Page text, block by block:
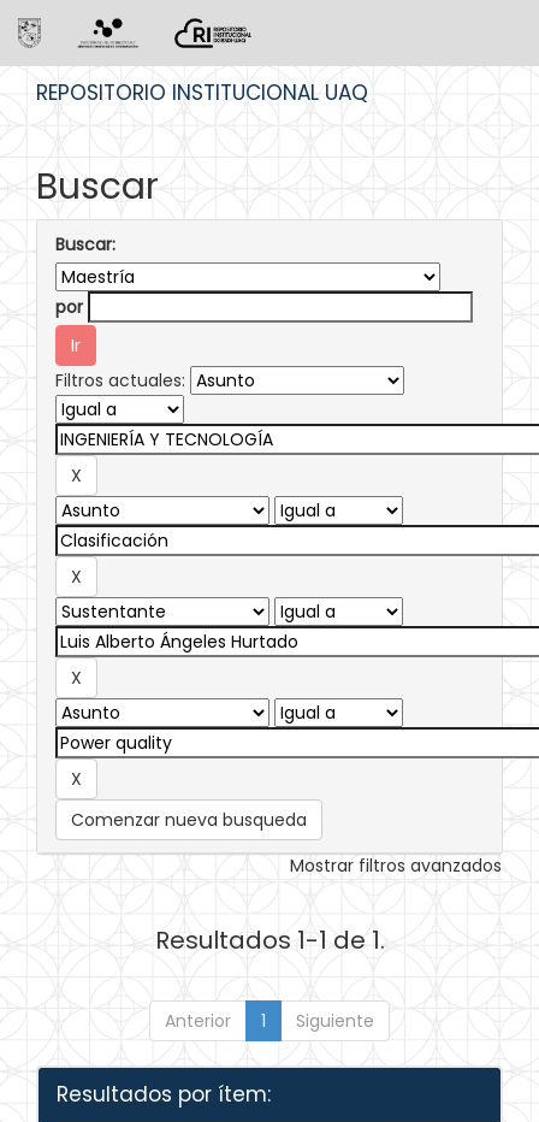
REPOSITORIO INSTITUCIONAL UAQ
Buscar
Buscar:
por
Filtros actuales:
Comenzar nueva busqueda
Mostrar filtros avanzados
Resultados 1-1 de 1.
Anterior 1 Siguiente
Resultados por ítem: